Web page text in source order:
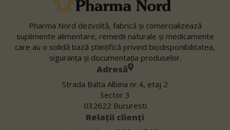
Pharma Nord dezvoltă, fabrică şi comercializează
suplimente alimentare, remedii naturale şi medicamente
care au o solidă bază ştiinţifică privind biodisponibilitatea,
siguranţa şi documentaţia produselor.
Adresă
Strada Balta Albina nr.4, etaj 2
Sector 3
032622 Bucuresti
Relații clienți